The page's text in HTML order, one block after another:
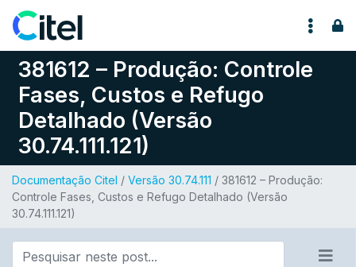
Pular para o conteúdo
381612 – Produção: Controle
Fases, Custos e Refugo
Detalhado (Versão
30.74.111.121)
Documentação Citel / Versão 30.74.111 / 381612 – Produção:
Controle Fases, Custos e Refugo Detalhado (Versão
30.74.111.121)